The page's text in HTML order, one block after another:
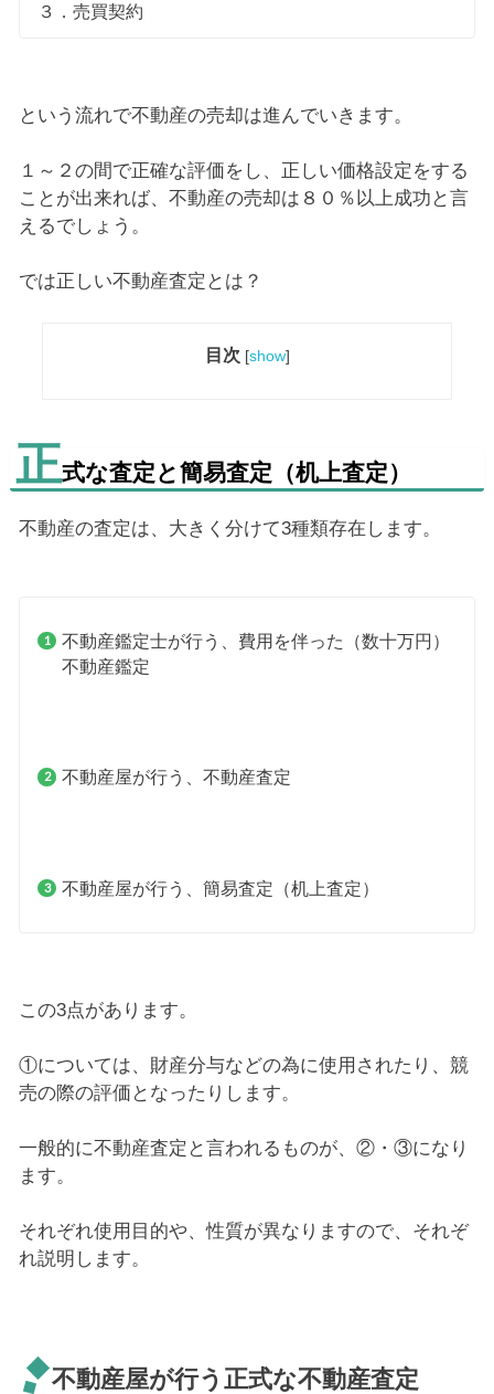
３．売買契約
という流れで不動産の売却は進んでいきます。
１～２の間で正確な評価をし、正しい価格設定をする
ことが出来れば、不動産の売却は８０％以上成功と言
えるでしょう。
では正しい不動産査定とは？
目次 [show]
正式な査定と簡易査定（机上査定）
不動産の査定は、大きく分けて3種類存在します。
不動産鑑定士が行う、費用を伴った（数十万円）
不動産鑑定
不動産屋が行う、不動産査定
不動産屋が行う、簡易査定（机上査定）
この3点があります。
①については、財産分与などの為に使用されたり、競
売の際の評価となったりします。
一般的に不動産査定と言われるものが、②・③になり
ます。
それぞれ使用目的や、性質が異なりますので、それぞ
れ説明します。
不動産屋が行う正式な不動産査定